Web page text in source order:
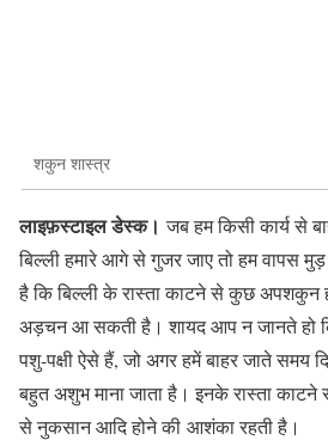
शकुन शास्त्र
लाइफ़स्टाइल डेस्क।जब हम किसी कार्य से
बिल्ली हमारे आगे से गुजर जाए तो हम वापस
है कि बिल्ली के रास्ता काटने से कुछ अपशकुन
अड़चन आ सकती है। शायद आप न जानते हो
पशु-पक्षी ऐसे हैं, जो अगर हमें बाहर जाते समय
बहुत अशुभ माना जाता है। इनके रास्ता
से नुकसान आदि होने की आशंका रहती है।